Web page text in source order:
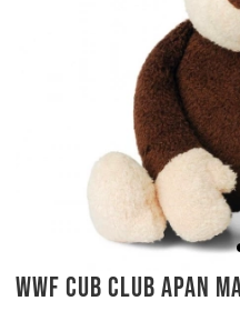
WWF Cub Club Apan